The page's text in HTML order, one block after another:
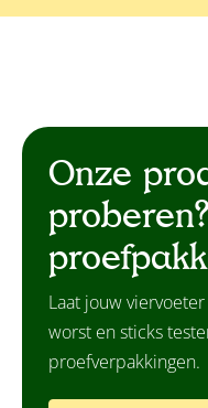
Onze
Laat jouw
worst en sticks
proefverpakkingen.